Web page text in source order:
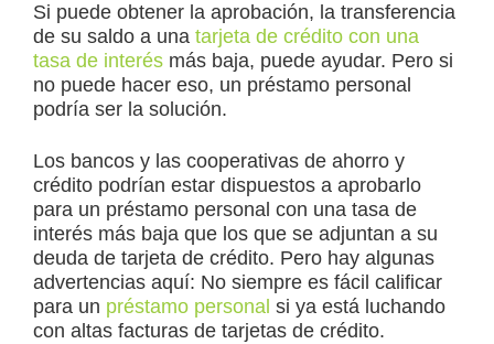
Si puede obtener la aprobación, la transferencia
de su saldo a una tarjeta de crédito con una
tasa de interés más baja, puede ayudar. Pero si
no puede hacer eso, un préstamo personal
podría ser la solución.
Los bancos y las cooperativas de ahorro y
crédito podrían estar dispuestos a aprobarlo
para un préstamo personal con una tasa de
interés más baja que los que se adjuntan a su
deuda de tarjeta de crédito. Pero hay algunas
advertencias aquí: No siempre es fácil calificar
para un préstamo personal si ya está luchando
con altas facturas de tarjetas de crédito.